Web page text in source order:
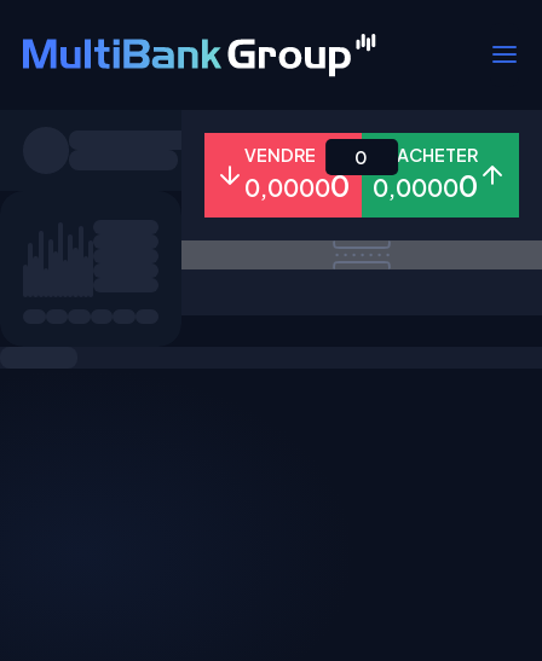
Tous Forex Métaux Actions
VENDRE
0,00000
ACHETER
0,00000
0